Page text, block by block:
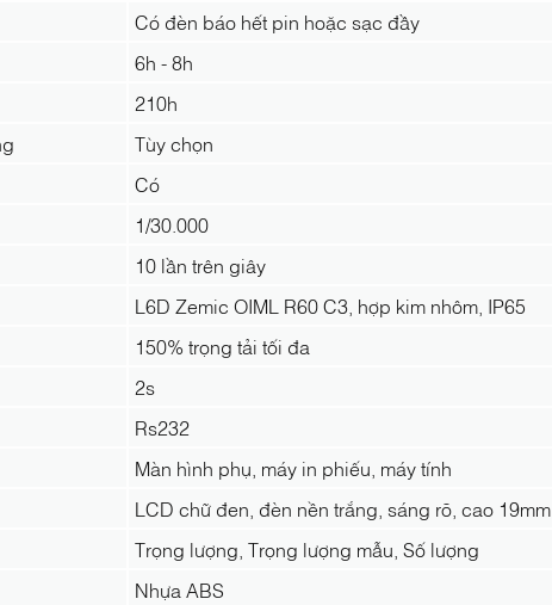
Có đèn báo hết pin hoặc sạc đầy
6h - 8h
210h
Tùy chọn
Có
1/30.000
10 lần trên giây
L6D Zemic OIML R60 C3, hợp kim nhôm, IP65
150% trọng tải tối đa
2s
Rs232
Màn hình phụ, máy in phiếu, máy tính
LCD chữ đen, đèn nền trắng, sáng rõ, cao 19mm
Trọng lượng, Trọng lượng mẫu, Số lượng
Nhựa ABS